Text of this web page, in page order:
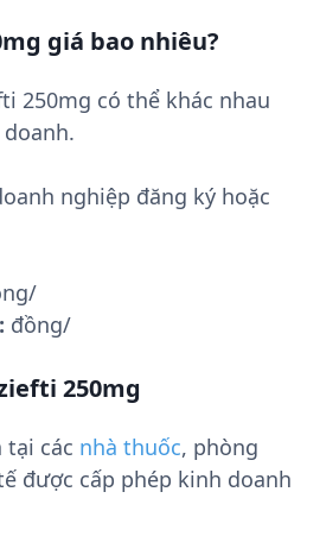
giá bao nhiêu?
250mg có thể khác nhau
nghiệp đăng ký hoặc
đồng/
250mg
tại các nhà thuốc, phòng
được cấp phép kinh doanh